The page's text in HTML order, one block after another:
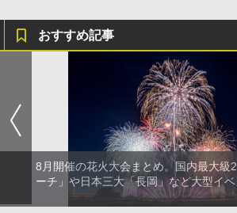
おすすめ記事
8月開催の花火大会まとめ。国内最大級
ーチ」や日本三大「長岡」など大型イベ